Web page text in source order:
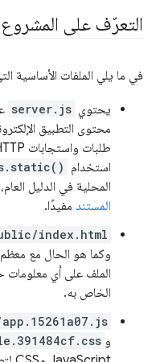
التعرّف على
في ما يلي الملفات الأساسية
يحتوي server.js
محتوى التطبيق
استخدام
المحلية في الدليل
المستند مفيدًا.
index.html
الخاص به.
و